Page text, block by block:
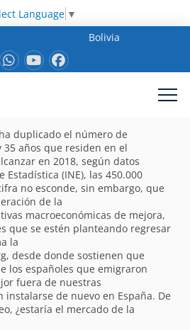
Language ▼
Bolivia
duplicado el número de
años que residen en el
en 2018, según datos
(INE), las 450.000
no esconde, sin embargo, que
de la
macroeconómicas de mejora,
que se estén planteando regresar
la
desde donde sostienen que
los españoles que emigraron
fuera de nuestras
de nuevo en España. De
¿estaría el mercado de la